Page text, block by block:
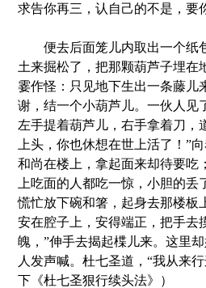
求告你再三，认自己的不是，要
便去后面笼儿内取出一个纸
土来掘松了，把那颗葫芦子埋在
霎作怪：只见地下生出一条藤儿
谢，结一个小葫芦儿。一伙人见
左手提着葫芦儿，右手拿着刀，
上头，你也休想在世上活了！”
和尚在楼上，拿起面来却待要吃
上吃面的人都吃一惊，小胆的
慌忙放下碗和箸，起身去那楼板
安在腔子上，安得端正，把手去
魄，”伸手去揭起楪儿来。这里
人发声喊。杜七圣道，“我从来
下《杜七圣狠行续头法》）